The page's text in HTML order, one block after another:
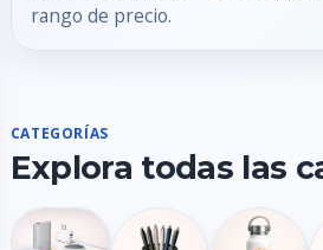
rango de precio.
CATEGORÍAS
Explora todas las